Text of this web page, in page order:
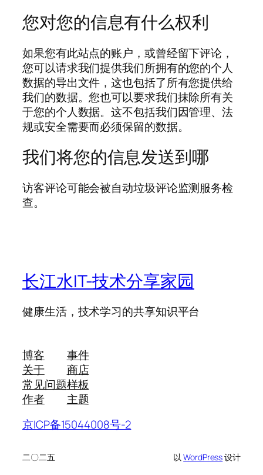
您对您的信息有什么权利
如果您有此站点的账户，或曾经留下评论，
您可以请求我们提供我们所拥有的您的个人
数据的导出文件，这也包括了所有您提供给
我们的数据。您也可以要求我们抹除所有关
于您的个人数据。这不包括我们因管理、法
规或安全需要而必须保留的数据。
我们将您的信息发送到哪
访客评论可能会被自动垃圾评论监测服务检
查。
长江水IT-技术分享家园
健康生活，技术学习的共享知识平台
博客
关于
常见问题
作者
事件
商店
样板
主题
京ICP备15044008号-2
二〇二五 以WordPress设计